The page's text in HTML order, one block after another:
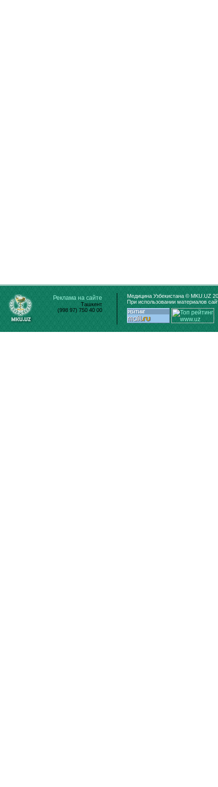
Реклама на сайте
Ташкент
(998 97) 750 40 00
Медицина Узбекистана © MKU.UZ
При использовании материалов